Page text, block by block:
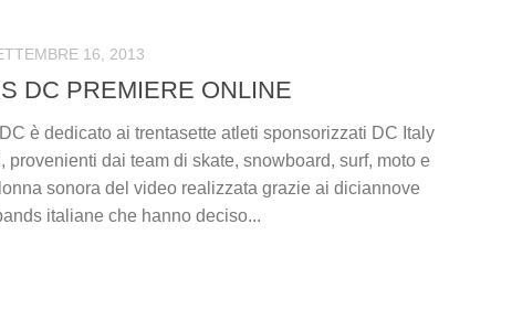
16, 2013
DC PREMIERE ONLINE
è dedicato ai trentasette atleti sponsorizzati DC Italy
provenienti dai team di skate, snowboard, surf, moto e
sonora del video realizzata grazie ai diciannove
italiane che hanno deciso...